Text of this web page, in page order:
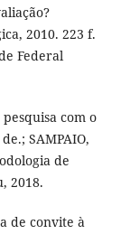
2010. 223 f.
Federal
com o
SAMPAIO,
de
2018.
de convite à